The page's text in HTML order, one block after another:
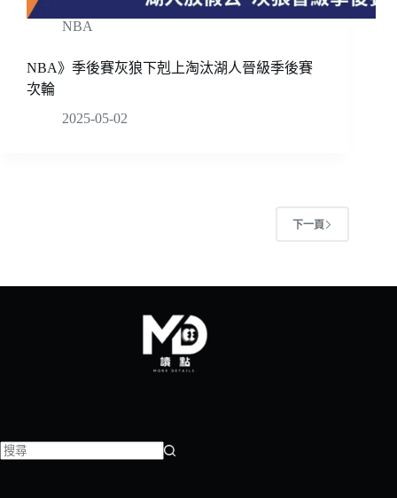
NBA
NBA》季後賽灰狼下剋上淘汰湖人晉級季後賽
次輪
2025-05-02
下一頁